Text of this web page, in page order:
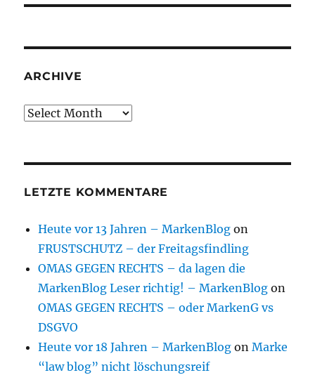
ARCHIVE
Archive
LETZTE KOMMENTARE
Heute vor 13 Jahren – MarkenBlog on
FRUSTSCHUTZ – der Freitagsfindling
OMAS GEGEN RECHTS – da lagen die
MarkenBlog Leser richtig! – MarkenBlog on
OMAS GEGEN RECHTS – oder MarkenG vs
DSGVO
Heute vor 18 Jahren – MarkenBlog onMarke
“law blog” nicht löschungsreif